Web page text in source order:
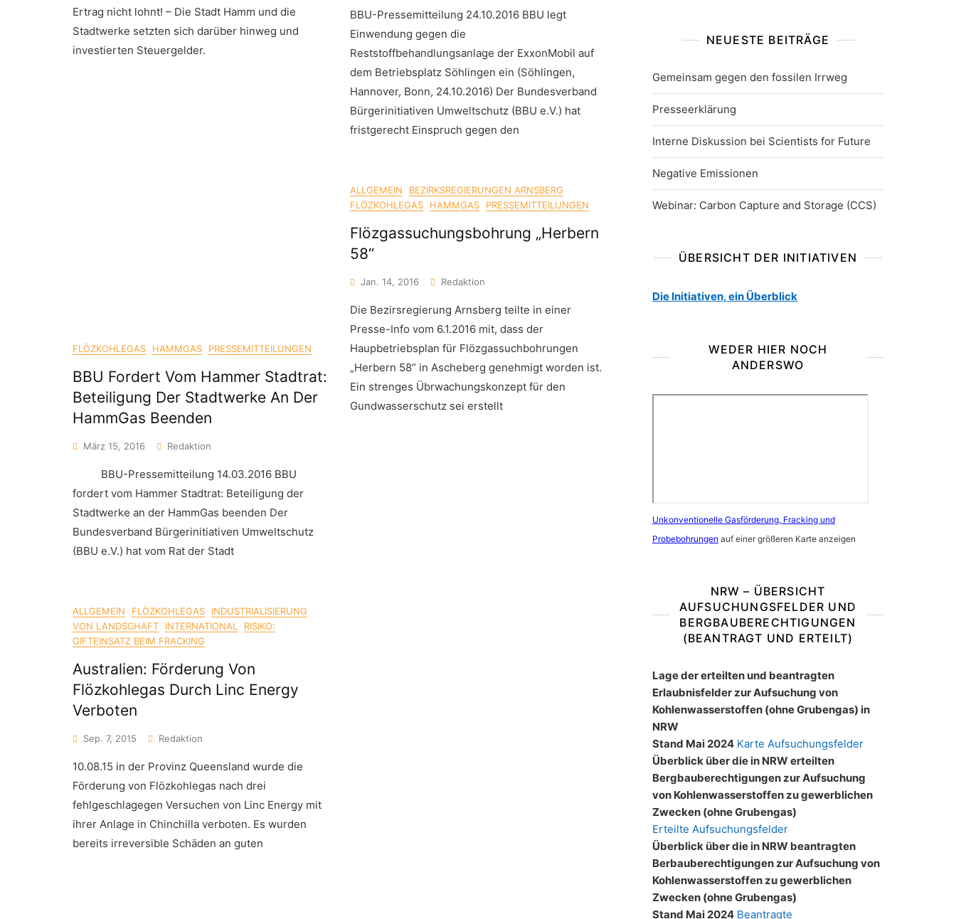
Ertrag nicht lohnt! – Die Stadt Hamm und die
Stadtwerke setzten sich darüber hinweg und
investierten Steuergelder.
BBU-Pressemitteilung 24.10.2016 BBU legt
Einwendung gegen die
Reststoffbehandlungsanlage der ExxonMobil auf
dem Betriebsplatz Söhlingen ein (Söhlingen,
Hannover, Bonn, 24.10.2016) Der Bundesverband
Bürgerinitiativen Umweltschutz (BBU e.V.) hat
fristgerecht Einspruch gegen den
FLÖZKOHLEGAS HAMMGAS PRESSEMITTEILUNGEN
BBU Fordert Vom Hammer Stadtrat:
Beteiligung Der Stadtwerke An Der
HammGas Beenden
März 15, 2016 Redaktion
BBU-Pressemitteilung 14.03.2016 BBU
fordert vom Hammer Stadtrat: Beteiligung der
Stadtwerke an der HammGas beenden Der
Bundesverband Bürgerinitiativen Umweltschutz
(BBU e.V.) hat vom Rat der Stadt
ALLGEMEIN
BEZIRKSREGIERUNGEN ARNSBERG
FLÖZKOHLEGAS
HAMMGAS PRESSEMITTEILUNGEN
Flözgassuchungsbohrung „Herbern
58“
Jan. 14, 2016 Redaktion
Die Bezirsregierung Arnsberg teilte in einer
Presse-Info vom 6.1.2016 mit, dass der
Haupbetriebsplan für Flözgassuchbohrungen
„Herbern 58“ in Ascheberg genehmigt worden ist.
Ein strenges Übrwachungskonzept für den
Gundwasserschutz sei erstellt
ALLGEMEIN FLÖZKOHLEGAS
INDUSTRIALISIERUNG
VON LANDSCHAFT
INTERNATIONAL
RISIKO:
GIFTEINSATZ BEIM FRACKING
Australien: Förderung Von
Flözkohlegas Durch Linc Energy
Verboten
Sep. 7, 2015 Redaktion
10.08.15 in der Provinz Queensland wurde die
Förderung von Flözkohlegas nach drei
fehlgeschlagegen Versuchen von Linc Energy mit
ihrer Anlage in Chinchilla verboten. Es wurden
bereits irreversible Schäden an guten
NEUESTE BEITRÄGE
Gemeinsam gegen den fossilen Irrweg
Presseerklärung
Interne Diskussion bei Scientists for Future
Negative Emissionen
Webinar: Carbon Capture and Storage (CCS)
ÜBERSICHT DER INITIATIVEN
Die Initiativen, ein Überblick
WEDER HIER NOCH
ANDERSWO
Unkonventionelle Gasförderung, Fracking und
Probebohrungen auf einer größeren Karte anzeigen
NRW – ÜBERSICHT
AUFSUCHUNGSFELDER UND
BERGBAUBERECHTIGUNGEN
(BEANTRAGT UND ERTEILT)
Lage der erteilten und beantragten
Erlaubnisfelder zur Aufsuchung von
Kohlenwasserstoffen (ohne Grubengas) in
NRW
Stand Mai 2024 Karte Aufsuchungsfelder
Überblick über die in NRW erteilten
Bergbauberechtigungen zur Aufsuchung
von Kohlenwasserstoffen zu gewerblichen
Zwecken (ohne Grubengas)
Erteilte Aufsuchungsfelder
Überblick über die in NRW beantragten
Berbauberechtigungen zur Aufsuchung von
Kohlenwasserstoffen zu gewerblichen
Zwecken (ohne Grubengas)
Stand Mai 2024 Beantragte